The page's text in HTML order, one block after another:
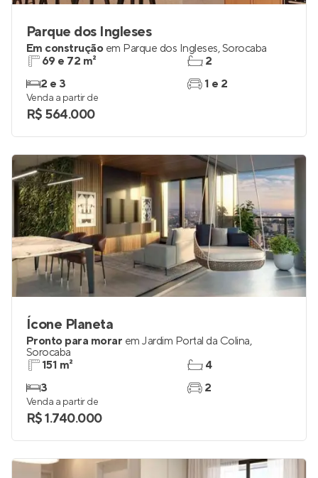
Parque dos Ingleses
Em construção em Parque dos Ingleses,Sorocaba
69 e 72 m²
2 e 3
2
1 e 2
Venda a partir de
R$ 564.000
Ícone Planeta
Pronto para morar em Jardim Portal da Colina,
Sorocaba
151 m²
3
4
2
Venda a partir de
R$ 1.740.000